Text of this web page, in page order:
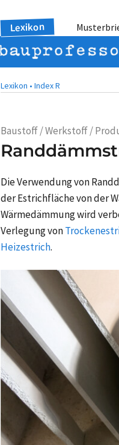
Lexikon
Lexikon • Index R
Baustoff / Werkstoff /
Die Verwendung von
der Estrichfläche von der
Wärmedämmung wird
Verlegung von
Heizestrich.